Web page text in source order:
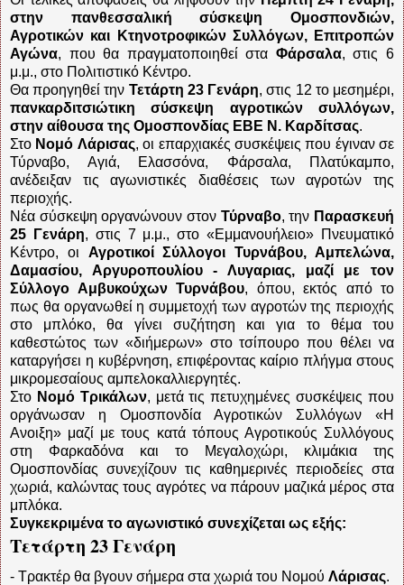
στην πανθεσσαλική σύσκεψη Ομοσπονδιών,
Αγροτικών και Κτηνοτροφικών Συλλόγων, Επιτροπών
Αγώνα, που θα πραγματοποιηθεί στα Φάρσαλα, στις 6
μ.μ., στο Πολιτιστικό Κέντρο.
Θα προηγηθεί την Τετάρτη 23 Γενάρη, στις 12 το μεσημέρι,
πανκαρδιτσιώτικη σύσκεψη αγροτικών συλλόγων,
στην αίθουσα της Ομοσπονδίας ΕΒΕ Ν. Καρδίτσας.
Στο Νομό Λάρισας, οι επαρχιακές συσκέψεις που έγιναν σε
Τύρναβο, Αγιά, Ελασσόνα, Φάρσαλα, Πλατύκαμπο,
ανέδειξαν τις αγωνιστικές διαθέσεις των αγροτών της
περιοχής.
Νέα σύσκεψη οργανώνουν στον Τύρναβο, την Παρασκευή
25 Γενάρη, στις 7 μ.μ., στο «Εμμανουήλειο» Πνευματικό
Κέντρο, οι Αγροτικοί Σύλλογοι Τυρνάβου, Αμπελώνα,
Δαμασίου, Αργυροπουλίου - Λυγαριας, μαζί με τον
Σύλλογο Αμβυκούχων Τυρνάβου, όπου, εκτός από το
πως θα οργανωθεί η συμμετοχή των αγροτών της περιοχής
στο μπλόκο, θα γίνει συζήτηση και για το θέμα του
καθεστώτος των «διήμερων» στο τσίπουρο που θέλει να
καταργήσει η κυβέρνηση, επιφέροντας καίριο πλήγμα στους
μικρομεσαίους αμπελοκαλλιεργητές.
Στο Νομό Τρικάλων, μετά τις πετυχημένες συσκέψεις που
οργάνωσαν η Ομοσπονδία Αγροτικών Συλλόγων «Η
Ανοιξη» μαζί με τους κατά τόπους Αγροτικούς Συλλόγους
στη Φαρκαδόνα και το Μεγαλοχώρι, κλιμάκια της
Ομοσπονδίας συνεχίζουν τις καθημερινές περιοδείες στα
χωριά, καλώντας τους αγρότες να πάρουν μαζικά μέρος στα
μπλόκα.
Συγκεκριμένα το αγωνιστικό συνεχίζεται ως εξής:
Τετάρτη 23 Γενάρη
- Τρακτέρ θα βγουν σήμερα στα χωριά του Νομού Λάρισας.